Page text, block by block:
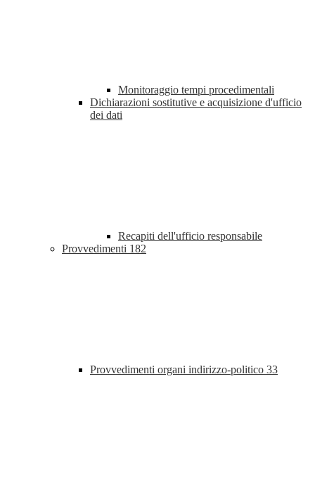
Monitoraggio tempi procedimentali
Dichiarazioni sostitutive e acquisizione d'ufficio
dei dati
Recapiti dell'ufficio responsabile
Provvedimenti 182
Provvedimenti organi indirizzo-politico 33